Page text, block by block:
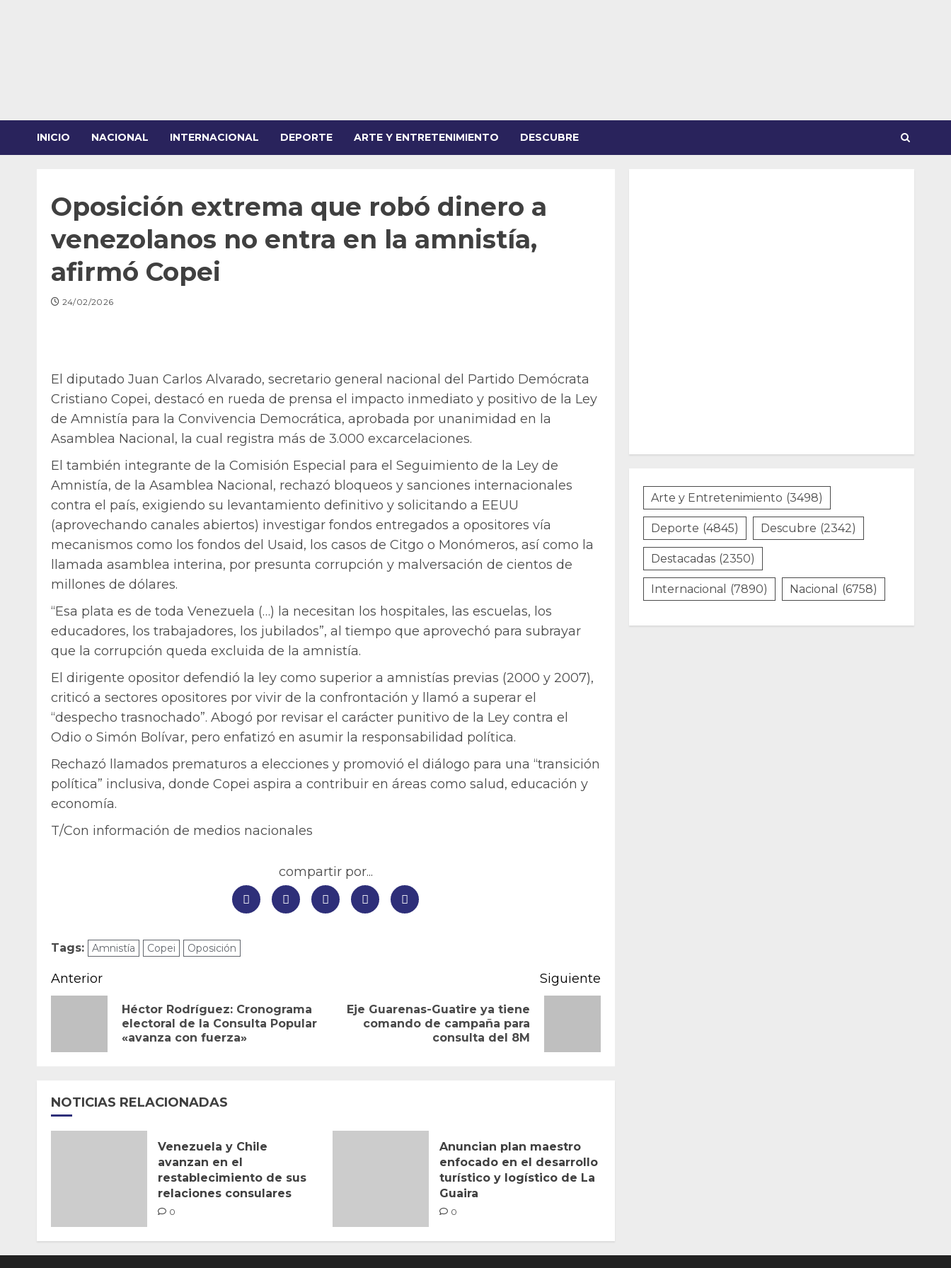
INICIO NACIONAL INTERNACIONAL DEPORTE ARTE Y ENTRETENIMIENTO DESCUBRE
Oposición extrema que robó dinero a
venezolanos no entra en la amnistía,
afirmó Copei
24/02/2026
El diputado Juan Carlos Alvarado, secretario general nacional del Partido Demócrata
Cristiano Copei, destacó en rueda de prensa el impacto inmediato y positivo de la Ley
de Amnistía para la Convivencia Democrática, aprobada por unanimidad en la
Asamblea Nacional, la cual registra más de 3.000 excarcelaciones.
El también integrante de la Comisión Especial para el Seguimiento de la Ley de
Amnistía, de la Asamblea Nacional, rechazó bloqueos y sanciones internacionales
contra el país, exigiendo su levantamiento definitivo y solicitando a EEUU
(aprovechando canales abiertos) investigar fondos entregados a opositores vía
mecanismos como los fondos del Usaid, los casos de Citgo o Monómeros, así como la
llamada asamblea interina, por presunta corrupción y malversación de cientos de
millones de dólares.
“Esa plata es de toda Venezuela (…) la necesitan los hospitales, las escuelas, los
educadores, los trabajadores, los jubilados”, al tiempo que aprovechó para subrayar
que la corrupción queda excluida de la amnistía.
El dirigente opositor defendió la ley como superior a amnistías previas (2000 y 2007),
criticó a sectores opositores por vivir de la confrontación y llamó a superar el
“despecho trasnochado”. Abogó por revisar el carácter punitivo de la Ley contra el
Odio o Simón Bolívar, pero enfatizó en asumir la responsabilidad política.
Rechazó llamados prematuros a elecciones y promovió el diálogo para una “transición
política” inclusiva, donde Copei aspira a contribuir en áreas como salud, educación y
economía.
T/Con información de medios nacionales
compartir por...
Tags: Amnistía Copei Oposición
Navegación
entradas
Anterior
Entrada
Héctor Rodríguez: Cronograma
electoral de la Consulta Popular
«avanza con fuerza»
Siguiente
Siguiente
Eje Guarenas-Guatire ya tiene
comando de campaña para
consulta del 8M
NOTICIAS RELACIONADAS
Venezuela y Chile
avanzan en el
restablecimiento de sus
relaciones consulares
0
Anuncian plan maestro
enfocado en el desarrollo
turístico y logístico de La
Guaira
0
Arte y Entretenimiento (3498)
Deporte (4845) Descubre (2342)
Destacadas (2350)
Internacional (7890) Nacional (6758)